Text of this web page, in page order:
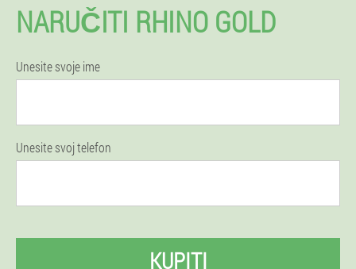
NARUČITI RHINO GOLD
Unesite svoje ime
Unesite svoj telefon
KUPITI